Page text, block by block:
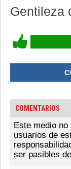
Gentileza
COMENTARIOS
Este medio
usuarios de
ser pasibles